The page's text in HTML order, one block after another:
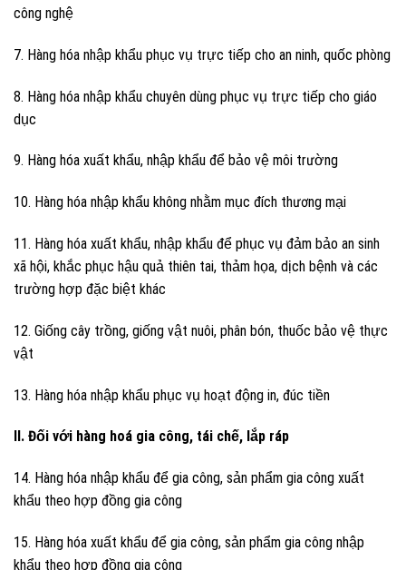
công nghệ
7. Hàng hóa nhập khẩu phục vụ trực tiếp cho an ninh, quốc phòng
8. Hàng hóa nhập khẩu chuyên dùng phục vụ trực tiếp cho giáo
dục
9. Hàng hóa xuất khẩu, nhập khẩu để bảo vệ môi trường
10. Hàng hóa nhập khẩu không nhằm mục đích thương mại
11. Hàng hóa xuất khẩu, nhập khẩu để phục vụ đảm bảo an sinh
xã hội, khắc phục hậu quả thiên tai, thảm họa, dịch bệnh và các
trường hợp đặc biệt khác
12. Giống cây trồng, giống vật nuôi, phân bón, thuốc bảo vệ thực
vật
13. Hàng hóa nhập khẩu phục vụ hoạt động in, đúc tiền
II. Đối với hàng hoá gia công, tái chế, lắp ráp
14. Hàng hóa nhập khẩu để gia công, sản phẩm gia công xuất
khẩu theo hợp đồng gia công
15. Hàng hóa xuất khẩu để gia công, sản phẩm gia công nhập
khẩu theo hợp đồng gia công